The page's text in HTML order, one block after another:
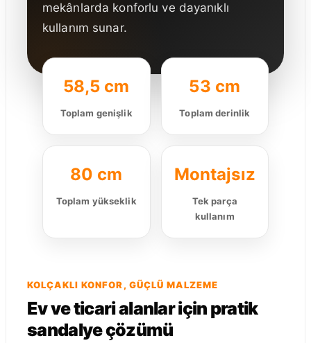
mekânlarda konforlu ve dayanıklı
kullanım sunar.
58,5 cm
Toplam genişlik
53 cm
Toplam derinlik
80 cm
Toplam yükseklik
Montajsız
Tek parça
kullanım
KOLÇAKLI KONFOR, GÜÇLÜ MALZEME
Ev ve ticari alanlar için pratik
sandalye çözümü